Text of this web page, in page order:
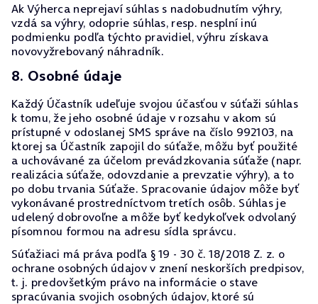
Ak Výherca neprejaví súhlas s nadobudnutím výhry,
vzdá sa výhry, odoprie súhlas, resp. nesplní inú
podmienku podľa týchto pravidiel, výhru získava
novovyžrebovaný náhradník.
8. Osobné údaje
Každý Účastník udeľuje svojou účasťou v súťaži súhlas
k tomu, že jeho osobné údaje v rozsahu v akom sú
prístupné v odoslanej SMS správe na číslo 992103, na
ktorej sa Účastník zapojil do súťaže, môžu byť použité
a uchovávané za účelom prevádzkovania súťaže (napr.
realizácia súťaže, odovzdanie a prevzatie výhry), a to
po dobu trvania Súťaže. Spracovanie údajov môže byť
vykonávané prostredníctvom tretích osôb. Súhlas je
udelený dobrovoľne a môže byť kedykoľvek odvolaný
písomnou formou na adresu sídla správcu.
Súťažiaci má práva podľa § 19 - 30 č. 18/2018 Z. z. o
ochrane osobných údajov v znení neskorších predpisov,
t. j. predovšetkým právo na informácie o stave
spracúvania svojich osobných údajov, ktoré sú